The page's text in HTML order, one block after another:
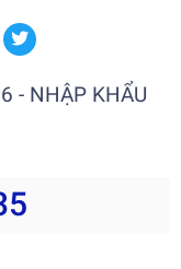
- NHẬP KHẨU